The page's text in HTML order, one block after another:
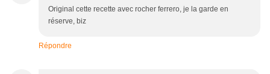
Original cette recette avec rocher ferrero, je la garde en
réserve, biz
Répondre